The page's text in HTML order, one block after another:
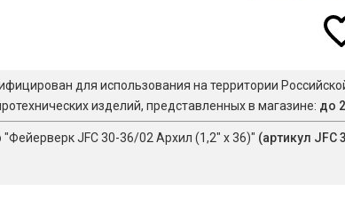
для использования на территории
изделий, представленных в магазине: до
"Фейерверк JFC 30-36/02 Архил (1,2" х 36)" (артикул JFC